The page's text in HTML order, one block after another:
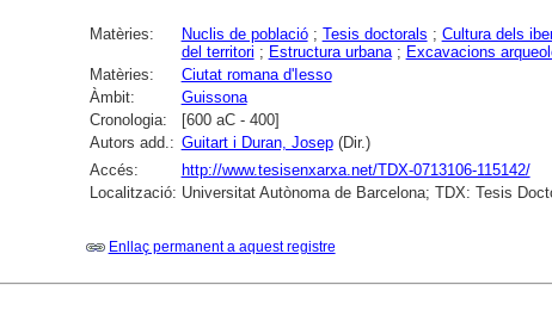
Matèries: Nuclis de població; Tesis doctorals ; Cultura dels
del territori ; Estructura urbana; Excavacions
Matèries:
Ciutat romana d'Iesso
Àmbit:
Guissona
Cronologia:
[600 aC - 400]
Autors add.: Guitart i Duran, Josep(Dir.)
Accés:
http://www.tesisenxarxa.net/TDX-0713106-115142/
Localització: Universitat Autònoma de Barcelona; TDX: Tesis
Enllaç permanent a aquest registre